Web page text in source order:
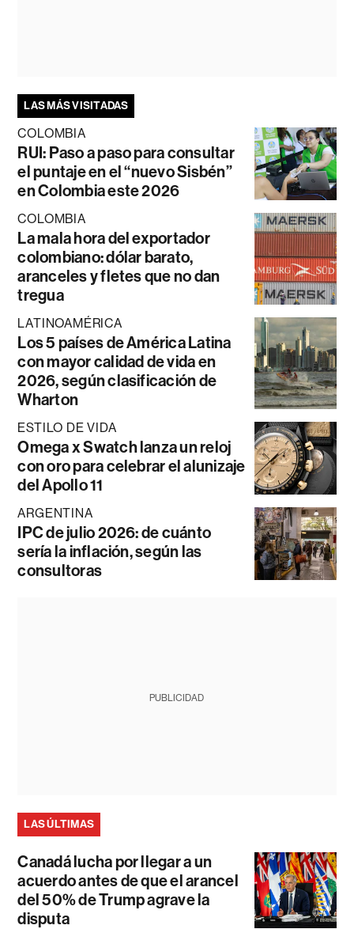
LAS MÁS VISITADAS
COLOMBIA
RUI: Paso a paso para consultar
el puntaje en el “nuevo Sisbén”
en Colombia este 2026
COLOMBIA
La mala hora del exportador
colombiano: dólar barato,
aranceles y fletes que no dan
tregua
LATINOAMÉRICA
Los 5 países de América Latina
con mayor calidad de vida en
2026, según clasificación de
Wharton
ESTILO DE VIDA
Omega x Swatch lanza un reloj
con oro para celebrar el alunizaje
del Apollo 11
ARGENTINA
IPC de julio 2026: de cuánto
sería la inflación, según las
consultoras
PUBLICIDAD
LAS ÚLTIMAS
Canadá lucha por llegar a un
acuerdo antes de que el arancel
del 50% de Trump agrave la
disputa